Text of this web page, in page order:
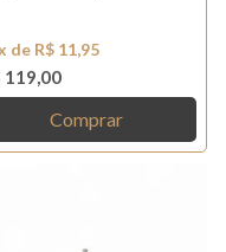
de R$ 11,95
119,00
Comprar